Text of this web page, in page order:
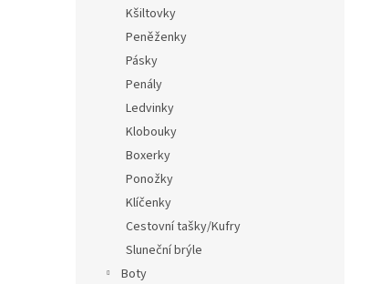
Kšiltovky
Peněženky
Pásky
Penály
Ledvinky
Klobouky
Boxerky
Ponožky
Klíčenky
Cestovní tašky/Kufry
Sluneční brýle
Boty